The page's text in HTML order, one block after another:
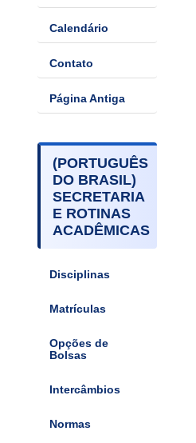
Calendário
Contato
Página Antiga
(PORTUGUÊS
DO BRASIL)
SECRETARIA
E ROTINAS
ACADÊMICAS
Disciplinas
Matrículas
Opções de
Bolsas
Intercâmbios
Normas